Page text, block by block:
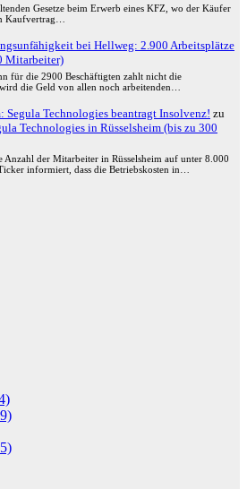
Gesetze beim Erwerb eines KFZ, wo der Käufer
Kaufvertrag…
bei Hellweg: 2.900 Arbeitsplätze
Mitarbeiter)
für die 2900 Beschäftigten zahlt nicht die
die Geld von allen noch arbeitenden…
Segula Technologies beantragt Insolvenz! zu
Technologies in Rüsselsheim (bis zu 300
der Mitarbeiter in Rüsselsheim auf unter 8.000
informiert, dass die Betriebskosten in…